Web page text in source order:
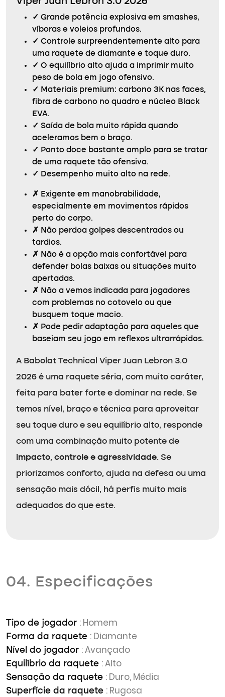
✓ Grande potência explosiva em smashes,
víboras e voleios profundos.
✓ Controle surpreendentemente alto para
uma raquete de diamante e toque duro.
✓ O equilíbrio alto ajuda a imprimir muito
peso de bola em jogo ofensivo.
✓ Materiais premium: carbono 3K nas faces,
fibra de carbono no quadro e núcleo Black
EVA.
✓ Saída de bola muito rápida quando
aceleramos bem o braço.
✓ Ponto doce bastante amplo para se tratar
de uma raquete tão ofensiva.
✓ Desempenho muito alto na rede.
✗ Exigente em manobrabilidade,
especialmente em movimentos rápidos
perto do corpo.
✗ Não perdoa golpes descentrados ou
tardios.
✗ Não é a opção mais confortável para
defender bolas baixas ou situações muito
apertadas.
✗ Não a vemos indicada para jogadores
com problemas no cotovelo ou que
busquem toque macio.
✗ Pode pedir adaptação para aqueles que
baseiam seu jogo em reflexos ultrarrápidos.
A Babolat Technical Viper Juan Lebron 3.0
2026 é uma raquete séria, com muito caráter,
feita para bater forte e dominar na rede. Se
temos nível, braço e técnica para aproveitar
seu toque duro e seu equilíbrio alto, responde
com uma combinação muito potente de
impacto, controle e agressividade. Se
priorizamos conforto, ajuda na defesa ou uma
sensação mais dócil, há perfis muito mais
adequados do que este.
04. Especificações
Tipo de jogador : Homem
Forma da raquete : Diamante
Nível do jogador : Avançado
Equilíbrio da raquete : Alto
Sensação da raquete : Duro, Média
Superfície da raquete : Rugosa